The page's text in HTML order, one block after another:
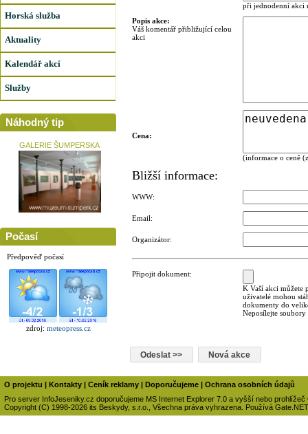
Horská služba
Aktuality
Kalendář akcí
Služby
Náhodný tip
GALERIE ŠUMPERSKA
Počasí
Předpověď počasí
zdroj: meteopress.cz
při jednodenní akci
Popis akce:
Váš komentář přibližující celou
akci
Cena:
(informace o ceně
Bližší informace:
WWW:
Email:
Organizátor:
Připojit dokument:
K Vaší akci můžete
uživatelé mohou
dokumenty do
Neposílejte
O projektu | Kontakty | Ceník reklamy | Doporučujeme | Ochrana osobních údajů
Pro server InfoJeseniky.cz doporučujeme MS Internet Explorer 7.0 a vyšší nebo prohlížeč
Copyright (C) 1998-2026 its Beskydy, s.r.o., Všechna práva vyhrazena. Používá